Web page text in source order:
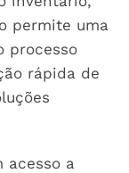
permite uma
processo
rápida de
acesso a